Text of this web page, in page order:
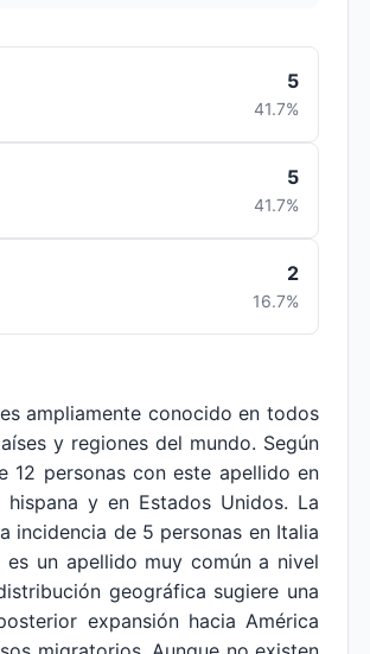
5
41.7%
5
41.7%
2
16.7%
ampliamente conocido en todos
y regiones del mundo. Según
12 personas con este apellido en
y en Estados Unidos. La
incidencia de 5 personas en Italia
un apellido muy común a nivel
geográfica sugiere una
expansión hacia América